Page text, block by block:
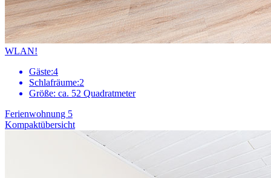
WLAN!
Gäste:4
Schlafräume:2
Größe: ca. 52 Quadratmeter
Ferienwohnung 5
Kompaktübersicht